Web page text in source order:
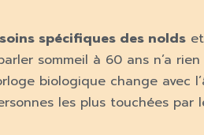
spécifiques des nolds
sommeil à 60 ans n’a
biologique change avec
les plus touchées par